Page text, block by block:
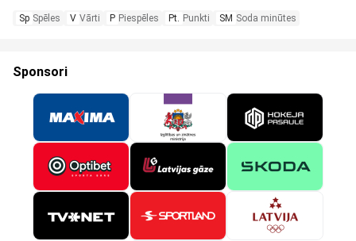
Sp Spēles V Vārti P Piespēles Pt. Punkti SM Soda minūtes
Sponsori